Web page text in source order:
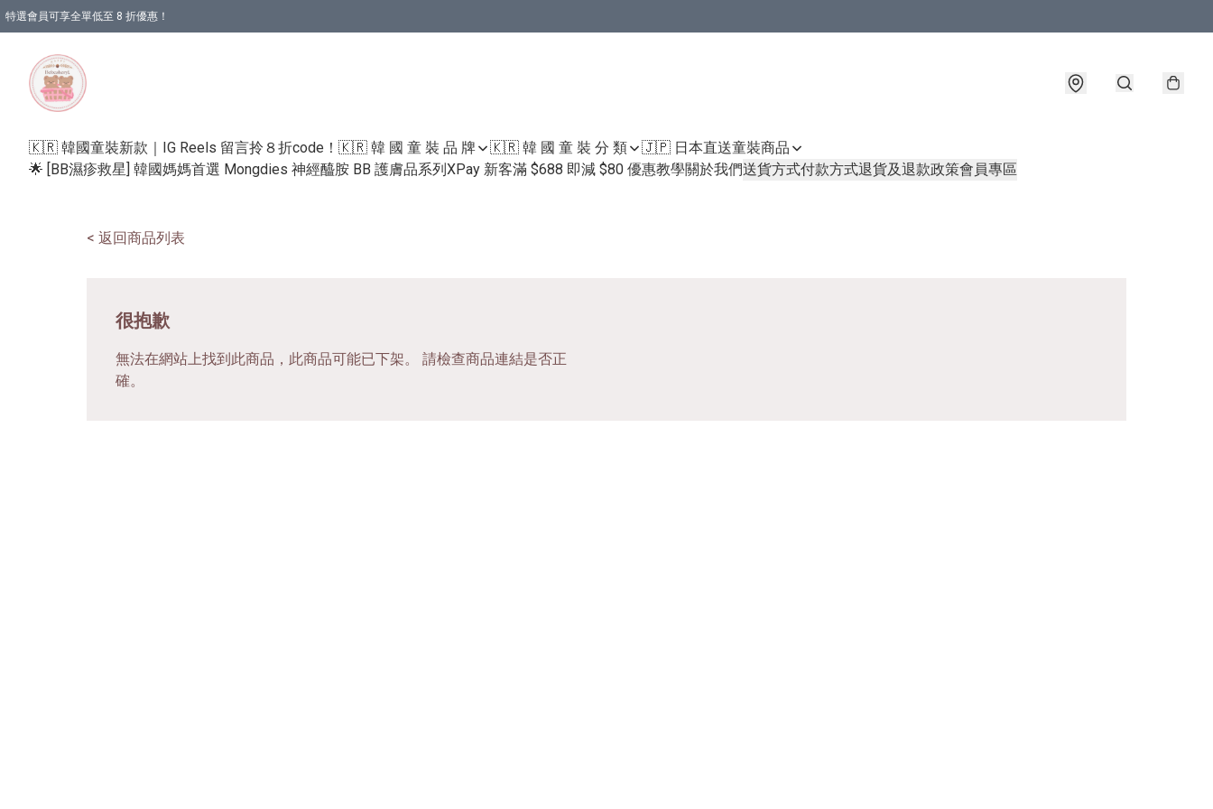
特選會員可享全單低至 8 折優惠！
🇰🇷 韓國童裝新款｜IG Reels 留言拎８折code！ 🇰🇷 韓 國 童 裝 品 牌 🇰🇷 韓 國 童 裝 分 類 🇯🇵 日本直送童裝商品
🌟 [BB濕疹救星] 韓國媽媽首選 Mongdies 神經醯胺 BB 護膚品系列XPay 新客滿 $688 即減 $80 優惠教學關於我們送貨方式付款方式退貨及退款政策會員專區
< 返回商品列表
很抱歉
無法在網站上找到此商品，此商品可能已下架。 請檢查商品連結是否正
確。